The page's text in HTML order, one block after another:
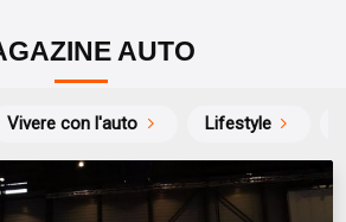
AUTO
Vivere con l'auto Lifestyle